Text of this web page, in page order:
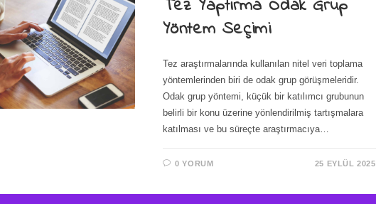
Tez Yaptırma Odak Grup
Yöntem Seçimi
Tez araştırmalarında kullanılan nitel veri toplama
yöntemlerinden biri de odak grup görüşmeleridir.
Odak grup yöntemi, küçük bir katılımcı grubunun
belirli bir konu üzerine yönlendirilmiş tartışmalara
katılması ve bu süreçte araştırmacıya…
0 YORUM 25 EYLÜL 2025